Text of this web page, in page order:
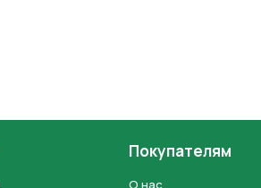
Покупателям
О нас